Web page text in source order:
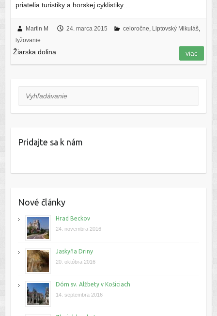
priatelia turistiky a horskej cyklistiky…
Martin M 24. marca 2015 celoročne Liptovský Mikuláš,
lyžovanie
Žiarska dolina viac
Vyhľadávanie
Pridajte sa k nám
Nové články
Hrad Beckov
24. novembra 2016
Jaskyňa Driny
20. októbra 2016
Dóm sv. Alžbety v Košiciach
14. septembra 2016